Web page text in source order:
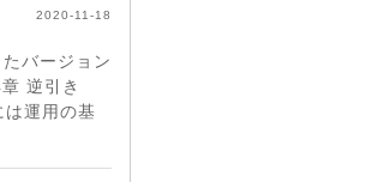
2020-11-18
バージョン
逆引き
運用の基